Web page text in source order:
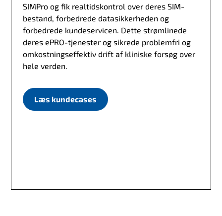
SIMPro og fik realtidskontrol over deres SIM-
bestand, forbedrede datasikkerheden og
forbedrede kundeservicen. Dette strømlinede
deres ePRO-tjenester og sikrede problemfri og
omkostningseffektiv drift af kliniske forsøg over
hele verden.
Læs kundecases